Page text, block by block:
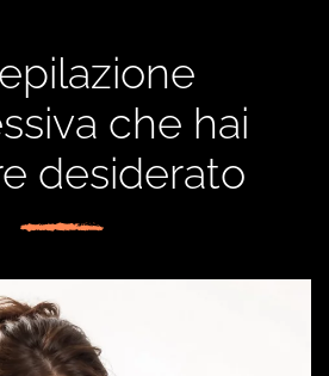
che hai
desiderato